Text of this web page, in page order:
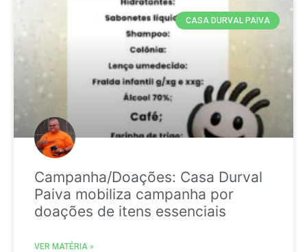
CASA DURVAL PAIVA
Campanha/Doações: Casa Durval
Paiva mobiliza campanha por
doações de itens essenciais
VER MATÉRIA »